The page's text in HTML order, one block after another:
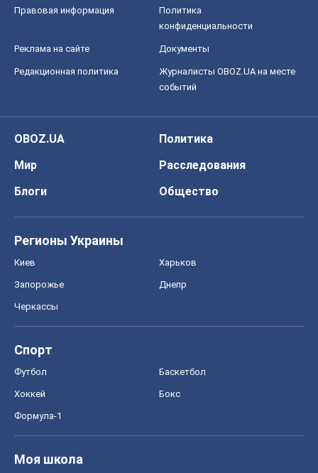
Правовая информация
Политика
конфиденциальности
Реклама на сайте Документы
Редакционная политика
Журналисты OBOZ.UA на месте
событий
OBOZ.UA
Политика
Мир
Расследования
Блоги
Общество
Регионы Украины
Киев Харьков
Запорожье Днепр
Черкассы
Спорт
Футбол Баскетбол
Хоккей Бокс
Формула-1
Моя школа